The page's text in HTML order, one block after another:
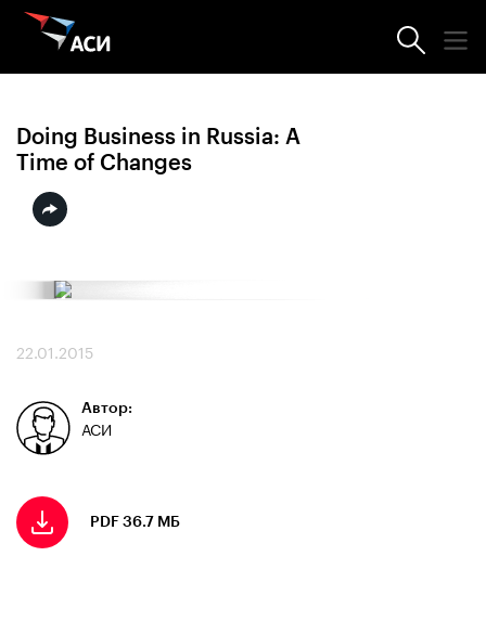
Отчёты
Doing Business in Russia: A
Time of Changes
22.01.2015
Автор:
АСИ
PDF 36.7 МБ